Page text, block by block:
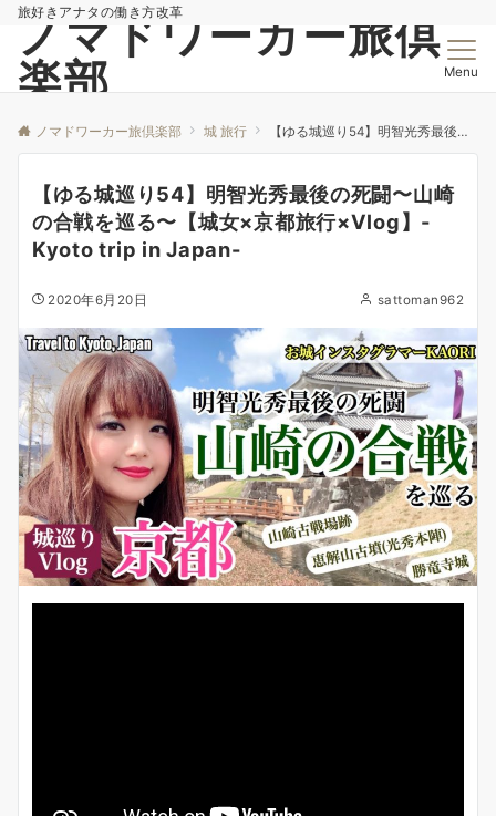
旅好きアナタの働き方改革
ノマドワーカー旅倶
楽部
Menu
ノマドワーカー旅倶楽部 城 旅行 【ゆる城巡り54】明智光秀最後の死闘〜山崎の合戦を巡る〜【城女×京都旅行×Vlog】-Kyoto trip in Japan-
【ゆる城巡り54】明智光秀最後の死闘〜山崎
の合戦を巡る〜【城女×京都旅行×Vlog】-
Kyoto trip in Japan-
2020年6月20日 sattoman962